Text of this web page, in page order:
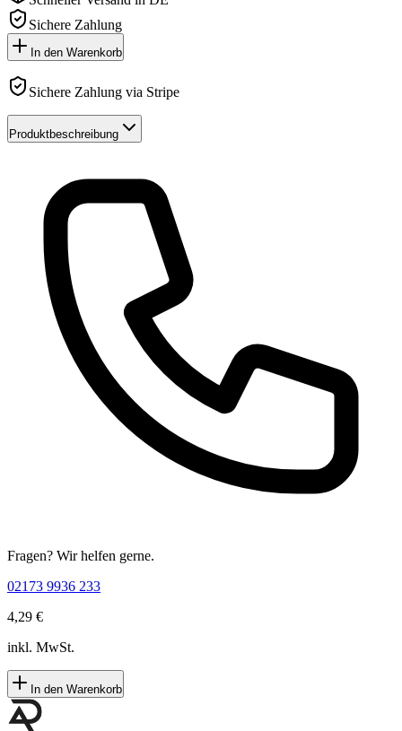
Sichere Zahlung
In den Warenkorb
Sichere Zahlung via Stripe
Produktbeschreibung
Fragen? Wir helfen gerne.
02173 9936 233
4,29 €
inkl. MwSt.
In den Warenkorb